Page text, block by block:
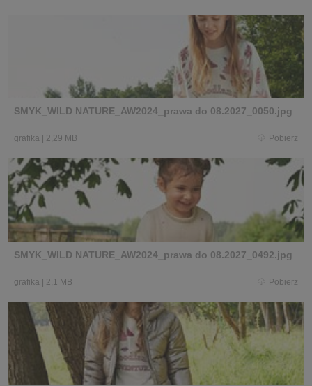
SMYK_WILD NATURE_AW2024_prawa do 08.2027_0050.jpg
grafika 2,29 MB Pobierz
SMYK_WILD NATURE_AW2024_prawa do 08.2027_0492.jpg
grafika 2,1 MB Pobierz